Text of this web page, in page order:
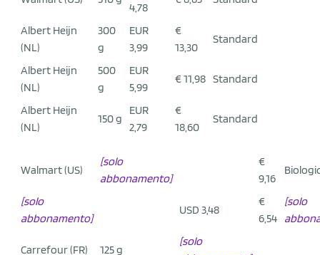
4,78
Albert Heijn
(NL)
300
g
EUR
3,99
€
13,30
Standard
Albert Heijn
(NL)
500
g
EUR
5,99
€ 11,98 Standard
Albert Heijn
(NL)
150 g
EUR
2,79
€
18,60
Standard
Walmart (US)
[solo
abbonamento]
€
9,16
[solo
abbonamento]
USD 3,48
€
6,54
[solo
Carrefour (FR) 125 g
[solo